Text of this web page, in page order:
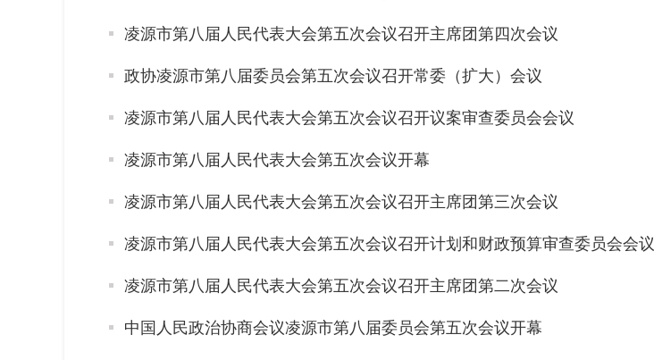
凌源市第八届人民代表大会第五次会议召开主席团第四次会议
政协凌源市第八届委员会第五次会议召开常委（扩大）会议
凌源市第八届人民代表大会第五次会议召开议案审查委员会会议
凌源市第八届人民代表大会第五次会议开幕
凌源市第八届人民代表大会第五次会议召开主席团第三次会议
凌源市第八届人民代表大会第五次会议召开计划和财政预算审查委员会会议
凌源市第八届人民代表大会第五次会议召开主席团第二次会议
中国人民政治协商会议凌源市第八届委员会第五次会议开幕